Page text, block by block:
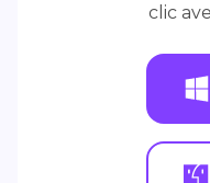
clic